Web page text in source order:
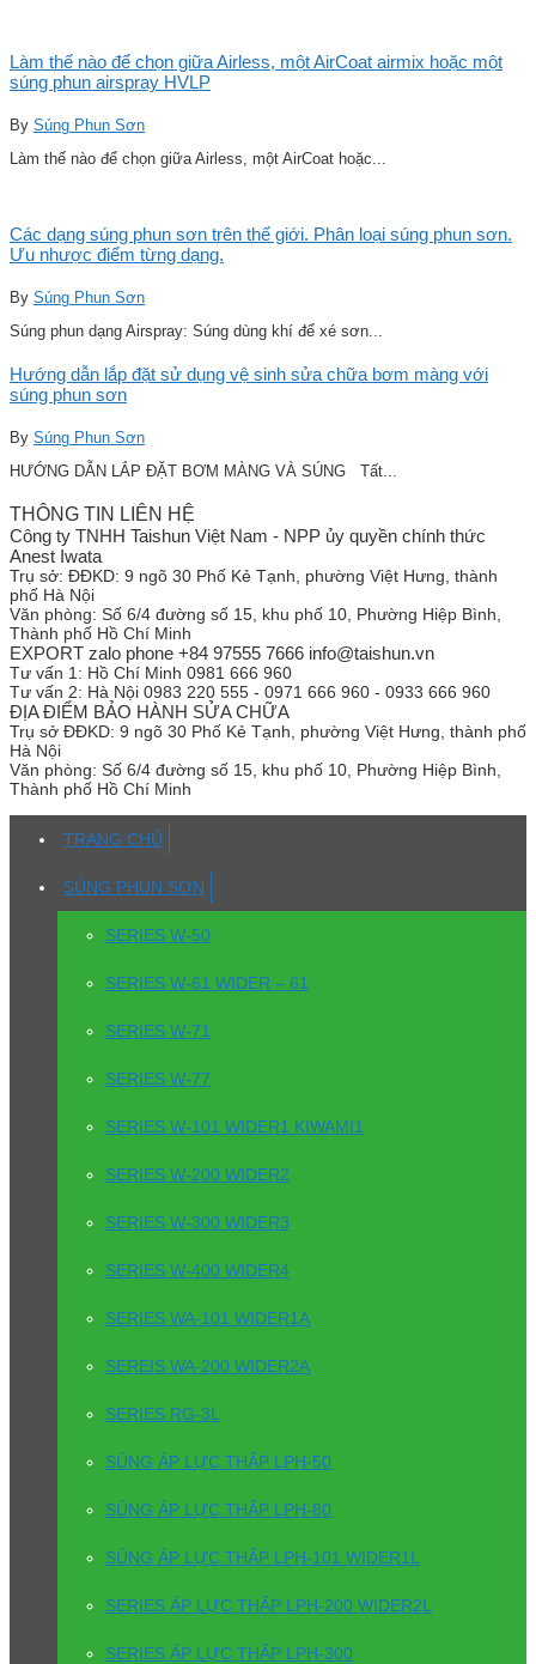
Làm thế nào để chọn giữa Airless, một AirCoat airmix hoặc một
súng phun airspray HVLP
By Súng Phun Sơn
Làm thế nào để chọn giữa Airless, một AirCoat hoặc...
Các dạng súng phun sơn trên thế giới. Phân loại súng phun sơn.
Ưu nhược điểm từng dạng.
By Súng Phun Sơn
Súng phun dạng Airspray: Súng dùng khí để xé sơn...
Hướng dẫn lắp đặt sử dụng vệ sinh sửa chữa bơm màng với
súng phun sơn
By Súng Phun Sơn
HƯỚNG DẪN LẮP ĐẶT BƠM MÀNG VÀ SÚNG Tất...
THÔNG TIN LIÊN HỆ
Công ty TNHH Taishun Việt Nam - NPP ủy quyền chính thức
Anest Iwata
Trụ sở: ĐĐKD: 9 ngõ 30 Phố Kẻ Tạnh, phường Việt Hưng, thành
phố Hà Nội
Văn phòng: Số 6/4 đường số 15, khu phố 10, Phường Hiệp Bình,
Thành phố Hồ Chí Minh
EXPORT zalo phone +84 97555 7666 info@taishun.vn
Tư vấn 1: Hồ Chí Minh 0981 666 960
Tư vấn 2: Hà Nội 0983 220 555 - 0971 666 960 - 0933 666 960
ĐỊA ĐIỂM BẢO HÀNH SỬA CHỮA
Trụ sở ĐĐKD: 9 ngõ 30 Phố Kẻ Tạnh, phường Việt Hưng, thành phố
Hà Nội
Văn phòng: Số 6/4 đường số 15, khu phố 10, Phường Hiệp Bình,
Thành phố Hồ Chí Minh
TRANG CHỦ
SÚNG PHUN SƠN
SERIES W-50
SERIES W-61 WIDER – 61
SERIES W-71
SERIES W-77
SERIES W-101 WIDER1 KIWAMI1
SERIES W-200 WIDER2
SERIES W-300 WIDER3
SERIES W-400 WIDER4
SERIES WA-101 WIDER1A
SEREIS WA-200 WIDER2A
SERIES RG-3L
SÚNG ÁP LỰC THẤP LPH-50
SÚNG ÁP LỰC THẤP LPH-80
SÚNG ÁP LỰC THẤP LPH-101 WIDER1L
SERIES ÁP LỰC THẤP LPH-200 WIDER2L
SERIES ÁP LỰC THẤP LPH-300